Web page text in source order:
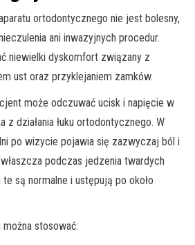
ortodontycznego nie jest bolesny,
ani inwazyjnych procedur.
niewielki dyskomfort związany z
ust oraz przyklejaniem zamków.
może odczuwać ucisk i napięcie w
z działania łuku ortodontycznego. W
po wizycie pojawia się zazwyczaj ból i
podczas jedzenia twardych
są normalne i ustępują po około
można stosować: